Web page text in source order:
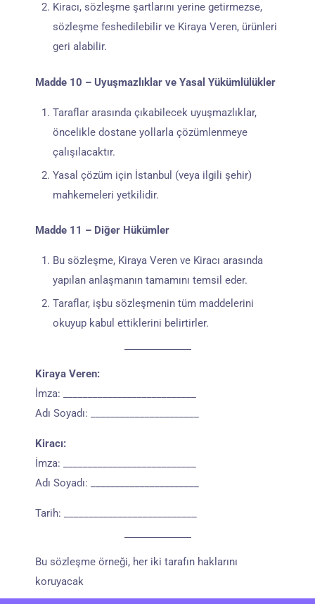
Kiracı, sözleşme şartlarını yerine getirmezse,
sözleşme feshedilebilir ve Kiraya Veren, ürünleri
geri alabilir.
Madde 10 – Uyuşmazlıklar ve Yasal Yükümlülükler
Taraflar arasında çıkabilecek uyuşmazlıklar,
öncelikle dostane yollarla çözümlenmeye
çalışılacaktır.
Yasal çözüm için İstanbul (veya ilgili şehir)
mahkemeleri yetkilidir.
Madde 11 – Diğer Hükümler
Bu sözleşme, Kiraya Veren ve Kiracı arasında
yapılan anlaşmanın tamamını temsil eder.
Taraflar, işbu sözleşmenin tüm maddelerini
okuyup kabul ettiklerini belirtirler.
Kiraya Veren:
İmza: ___________________________
Adı Soyadı: ______________________
Kiracı:
İmza: ___________________________
Adı Soyadı: ______________________
Tarih: ___________________________
Bu sözleşme örneği, her iki tarafın haklarını
koruyacak